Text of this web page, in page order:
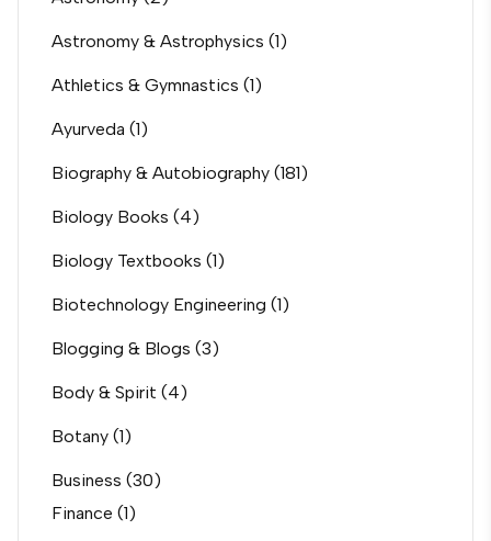
Astronomy & Astrophysics (1)
Athletics & Gymnastics (1)
Ayurveda (1)
Biography & Autobiography (181)
Biology Books (4)
Biology Textbooks (1)
Biotechnology Engineering (1)
Blogging & Blogs (3)
Body & Spirit (4)
Botany (1)
Business (30)
Finance (1)